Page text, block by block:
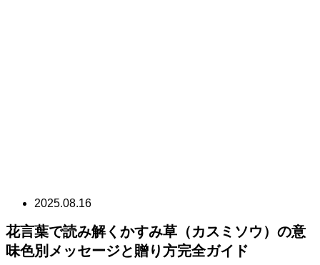
2025.08.16
花言葉で読み解くかすみ草（カスミソウ）の意
味色別メッセージと贈り方完全ガイド